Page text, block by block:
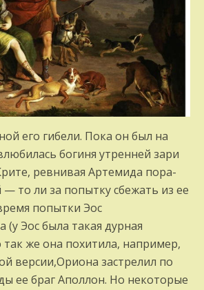
его гибели. Пока он был на
богиня утренней зари
ревнивая Артемида пора­
— то ли за попытку сбе­жать из ее
попытки Эос
(у Эос была такая дурная
же она похитила, на­пример,
версии,Ориона за­стрелил по
ее браг Аполлон. Но некоторые